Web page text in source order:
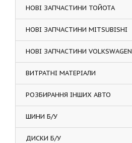
НОВІ ЗАПЧАСТИНИ ТОЙОТА
НОВІ ЗАПЧАСТИНИ MITSUBISHI
НОВІ ЗАПЧАСТИНИ VOLKSWAGEN
ВИТРАТНІ МАТЕРІАЛИ
РОЗБИРАННЯ ІНШИХ АВТО
ШИНИ Б/У
ДИСКИ Б/У